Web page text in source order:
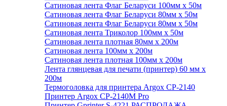
Сатиновая лента Флаг Беларуси 100мм х 50м
Сатиновая лента Флаг Беларуси 80мм х 50м
Сатиновая лента Флаг Беларуси 80мм х 50м
Сатиновая лента Триколор 100мм х 50м
Сатиновая лента плотная 80мм х 200м
Сатиновая лента 100мм х 200м
Сатиновая лента плотная 100мм х 200м
Лента глянцевая для печати (принтер) 60 мм х
200м
Термоголовка для принтера Argox CP-2140
Принтер Argox CP-2140M Pro